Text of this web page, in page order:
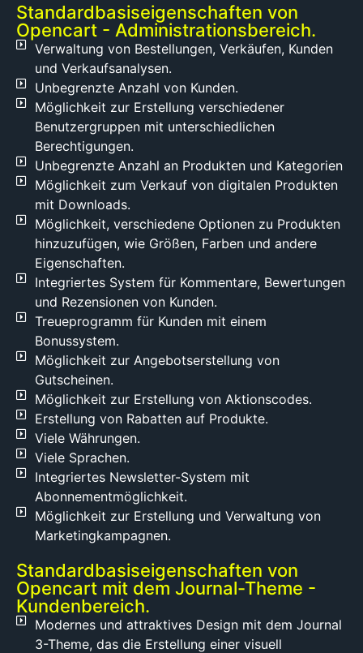
für den
Kunden
werden
im PDF-
Format
an die
Bestellung
angehängt
und
können
vom
Kunden
heruntergeladen
werden,
unabhängig
davon,
ob er als
registrierter
Benutzer
oder
Gast
bestellt
hat. In
der Regel
bieten
Lieferanten
auf ihren
Plattformen
auch eine
Verbindung
Produkten
an,
sodass
Sie eines
Tages
Standardbasiseigenschaften von
Opencart - Administrationsbereich.
Verwaltung von Bestellungen, Verkäufen, Kunden
und Verkaufsanalysen.
Unbegrenzte Anzahl von Kunden.
Möglichkeit zur Erstellung verschiedener
Benutzergruppen mit unterschiedlichen
Berechtigungen.
Unbegrenzte Anzahl an Produkten und Kategorien
Möglichkeit zum Verkauf von digitalen Produkten
mit Downloads.
Möglichkeit, verschiedene Optionen zu Produkten
hinzuzufügen, wie Größen, Farben und andere
Eigenschaften.
Integriertes System für Kommentare, Bewertungen
und Rezensionen von Kunden.
Treueprogramm für Kunden mit einem
Bonussystem.
Möglichkeit zur Angebotserstellung von
Gutscheinen.
Möglichkeit zur Erstellung von Aktionscodes.
Erstellung von Rabatten auf Produkte.
Viele Währungen.
Viele Sprachen.
Integriertes Newsletter-System mit
Abonnementmöglichkeit.
Möglichkeit zur Erstellung und Verwaltung von
Marketingkampagnen.
Standardbasiseigenschaften von
Opencart mit dem Journal-Theme -
Kundenbereich.
Modernes und attraktives Design mit dem Journal
3-Theme, das die Erstellung einer visuell